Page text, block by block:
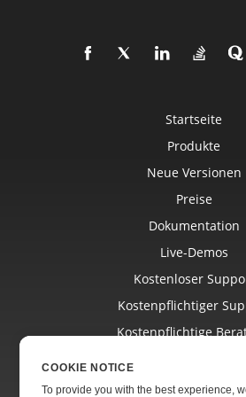
Startseite
Produkte
Neue Versionen
Preise
Dokumentation
Live-Demos
Kostenloser
Kostenpflichtiger
Kostenpflichtige
Websites
COOKIE NOTICE
To provide you with the best experience,